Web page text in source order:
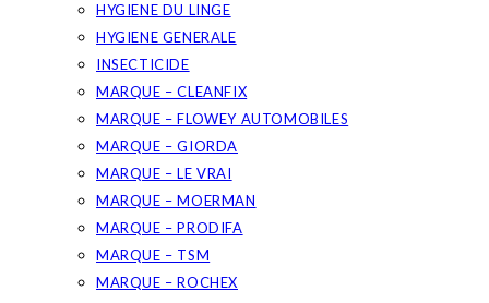
HYGIENE DU LINGE
HYGIENE GENERALE
INSECTICIDE
MARQUE – CLEANFIX
MARQUE – FLOWEY AUTOMOBILES
MARQUE – GIORDA
MARQUE – LE VRAI
MARQUE – MOERMAN
MARQUE – PRODIFA
MARQUE – TSM
MARQUE – ROCHEX